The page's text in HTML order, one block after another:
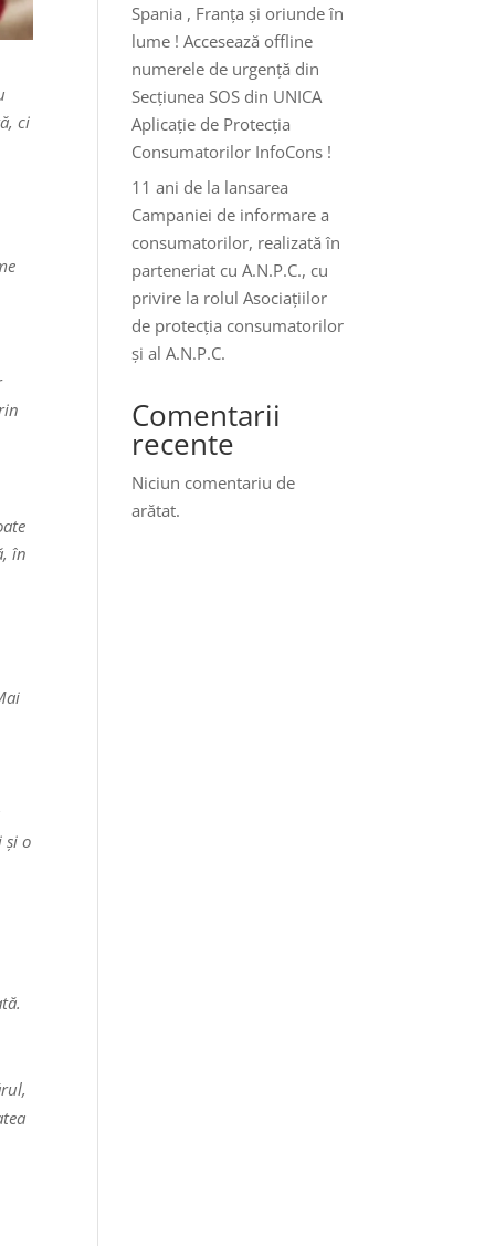
ci
în
și o
Spania , Franța și oriunde în
lume ! Accesează offline
numerele de urgență din
Secțiunea SOS din UNICA
Aplicație de Protecția
Consumatorilor InfoCons !
11 ani de la lansarea
Campaniei de informare a
consumatorilor, realizată în
parteneriat cu A.N.P.C., cu
privire la rolul Asociațiilor
de protecția consumatorilor
și al A.N.P.C.
Comentarii
recente
Niciun comentariu de
arătat.